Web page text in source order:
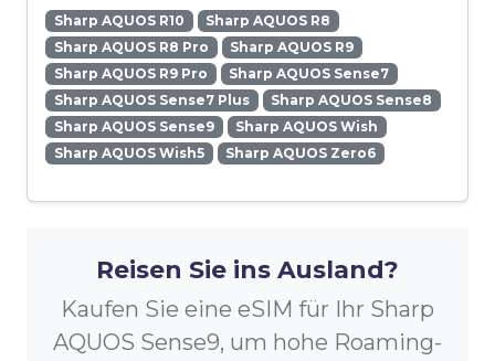
Sharp AQUOS R10
Sharp AQUOS R8
Sharp AQUOS R8 Pro
Sharp AQUOS R9
Sharp AQUOS R9 Pro
Sharp AQUOS Sense7
Sharp AQUOS Sense7 Plus
Sharp AQUOS Sense8
Sharp AQUOS Sense9
Sharp AQUOS Wish
Sharp AQUOS Wish5
Sharp AQUOS Zero6
Reisen Sie ins Ausland?
Kaufen Sie eine eSIM für Ihr Sharp
AQUOS Sense9, um hohe Roaming-